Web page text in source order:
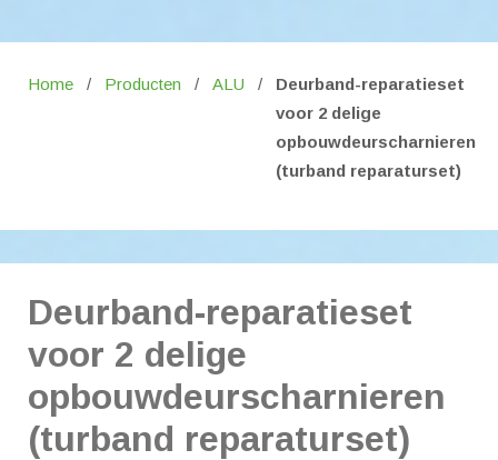
Home / Producten / ALU / Deurband-reparatieset
voor 2 delige
opbouwdeurscharnieren
(turband reparaturset)
Deurband-reparatieset
voor 2 delige
opbouwdeurscharnieren
(turband reparaturset)